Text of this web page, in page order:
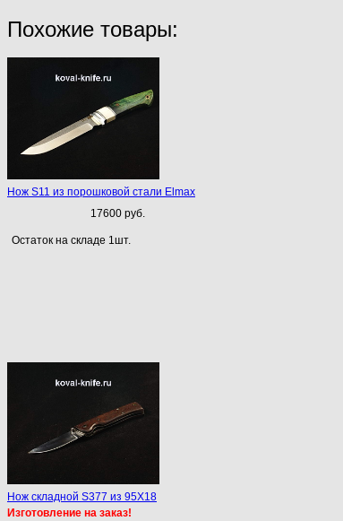
Похожие товары:
Нож S11 из порошковой стали Elmax
17600 руб.
Остаток на складе 1шт.
Нож складной S377 из 95Х18
Изготовление на заказ!